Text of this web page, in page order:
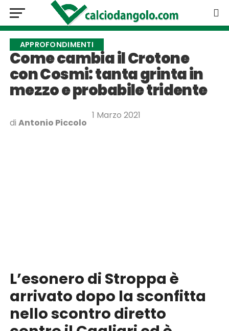
APPROFONDIMENTI
Come cambia il Crotone
con Cosmi: tanta grinta in
mezzo e probabile tridente
di Antonio Piccolo
1 Marzo 2021
L’esonero di Stroppa è
arrivato dopo la sconfitta
nello scontro diretto